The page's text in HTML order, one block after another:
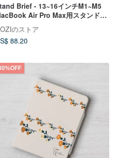
Brief - 13~16インチM1~M5
Air Pro Max用スタンド付
のストア
88.20